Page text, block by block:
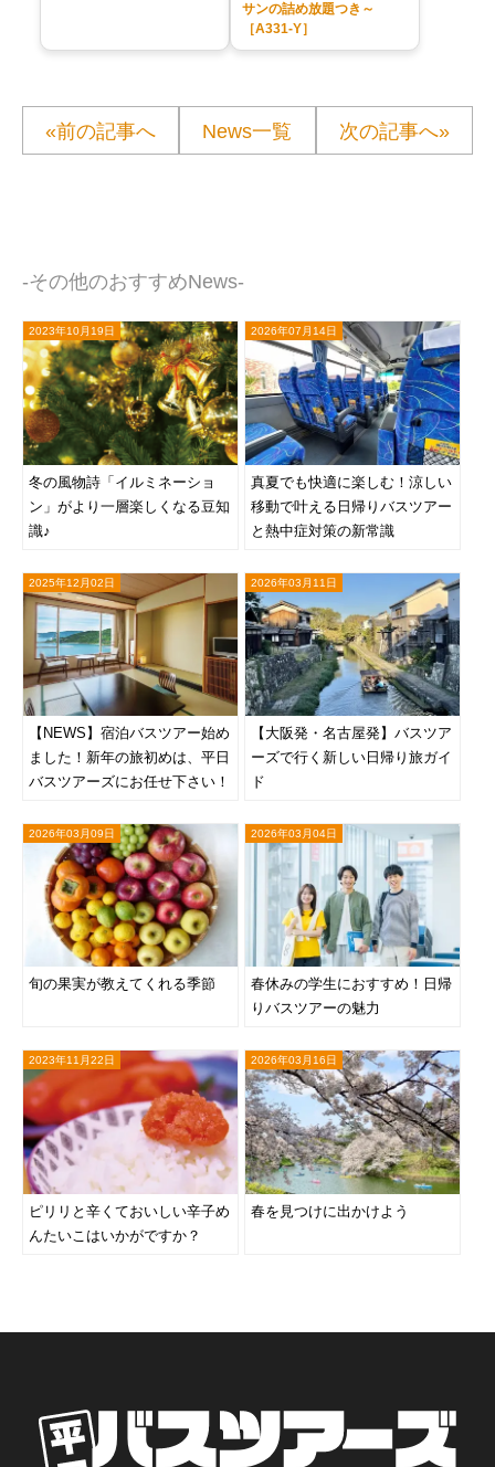
サンの詰め放題つき～
［A331-Y］
«前の記事へ News一覧 次の記事へ»
-その他のおすすめNews-
冬の風物詩「イルミネーショ
ン」がより一層楽しくなる豆知
識♪
2023年10月19日
真夏でも快適に楽しむ！涼しい
移動で叶える日帰りバスツアー
と熱中症対策の新常識
2026年07月14日
【NEWS】宿泊バスツアー始め
ました！新年の旅初めは、平日
バスツアーズにお任せ下さい！
2025年12月02日
【大阪発・名古屋発】バスツア
ーズで行く新しい日帰り旅ガイ
ド
2026年03月11日
旬の果実が教えてくれる季節
2026年03月09日
春休みの学生におすすめ！日帰
りバスツアーの魅力
2026年03月04日
ピリリと辛くておいしい辛子め
んたいこはいかがですか？
2023年11月22日
春を見つけに出かけよう
2026年03月16日